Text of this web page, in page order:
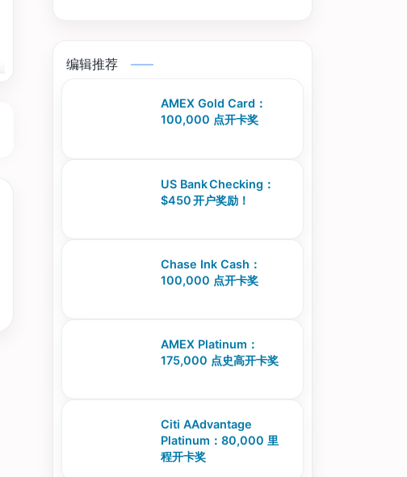
编辑推荐
AMEX Gold Card：
100,000 点开卡奖
US Bank Checking：
$450 开户奖励！
Chase Ink Cash：
100,000 点开卡奖
AMEX Platinum：
175,000 点史高开卡奖
Citi AAdvantage
Platinum：80,000 里
程开卡奖